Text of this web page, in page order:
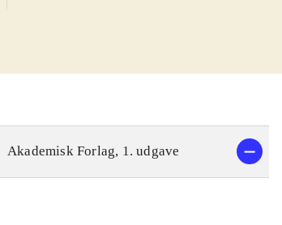
Akademisk Forlag, 1. udgave